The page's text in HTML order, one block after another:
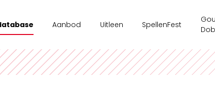
Aanbod
Workshops
Uitleen
Ouderenzorg
SpellenFest